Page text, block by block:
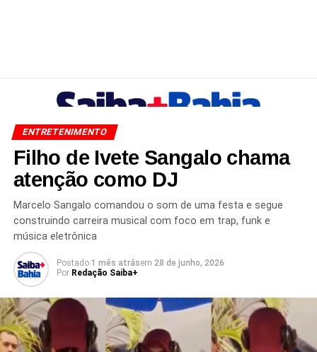
ENTRETENIMENTO
Filho de Ivete Sangalo chama
atenção como DJ
Marcelo Sangalo comandou o som de uma festa e segue
construindo carreira musical com foco em trap, funk e
música eletrônica
Postado 1 mês atrásem 28 de junho, 2026
Por Redação Saiba+